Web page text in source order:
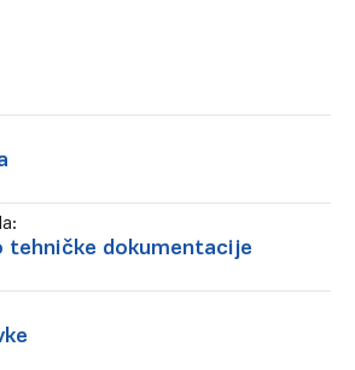
tehničke dokumentacije